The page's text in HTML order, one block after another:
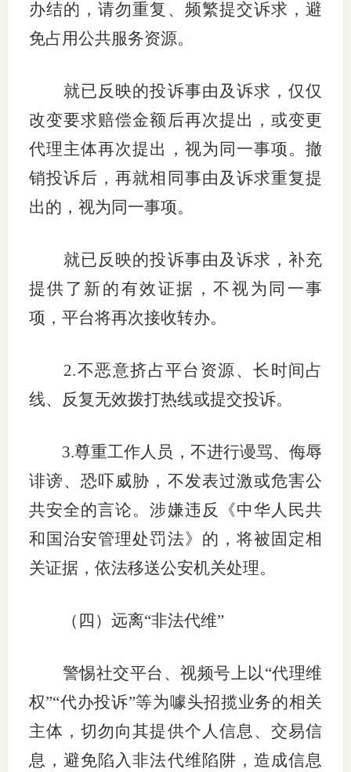
办结的，请勿重复、频繁提交诉求，避
免占用公共服务资源。
就已反映的投诉事由及诉求，仅仅
改变要求赔偿金额后再次提出，或变更
代理主体再次提出，视为同一事项。撤
销投诉后，再就相同事由及诉求重复提
出的，视为同一事项。
就已反映的投诉事由及诉求，补充
提供了新的有效证据，不视为同一事
项，平台将再次接收转办。
2.不恶意挤占平台资源、长时间占
线、反复无效拨打热线或提交投诉。
3.尊重工作人员，不进行谩骂、侮辱
诽谤、恐吓威胁，不发表过激或危害公
共安全的言论。涉嫌违反《中华人民共
和国治安管理处罚法》的，将被固定相
关证据，依法移送公安机关处理。
（四） 远离“非法代维”
警惕社交平台、视频号上以“代理维
权”“代办投诉”等为噱头招揽业务的相关
主体，切勿向其提供个人信息、交易信
息，避免陷入非法代维陷阱，造成信息